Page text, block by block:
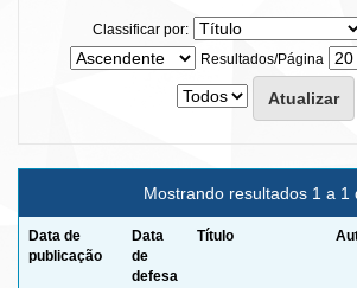
Classificar por:
Resultados/Página
Mostrando resultados 1 a 1
Data de
publicação
Data
de
defesa
Título